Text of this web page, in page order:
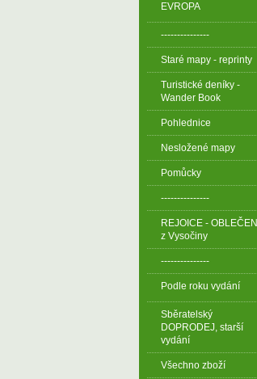
EVROPA
---------------
Staré mapy - reprinty
Turistické deníky -
Wander Book
Pohlednice
Nesložené mapy
Pomůcky
---------------
REJOICE - OBLEČENÍ
z Vysočiny
---------------
Podle roku vydání
Sběratelský
DOPRODEJ, starší
vydání
Všechno zboží